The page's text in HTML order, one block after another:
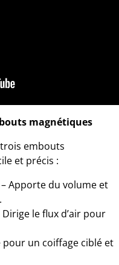
magnétiques
embouts
et précis :
Apporte du volume et
le flux d’air pour
pour un coiffage ciblé et